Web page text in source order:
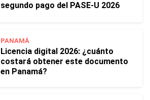
segundo pago del PASE-U 2026
PANAMÁ
Licencia digital 2026: ¿cuánto
costará obtener este documento
en Panamá?